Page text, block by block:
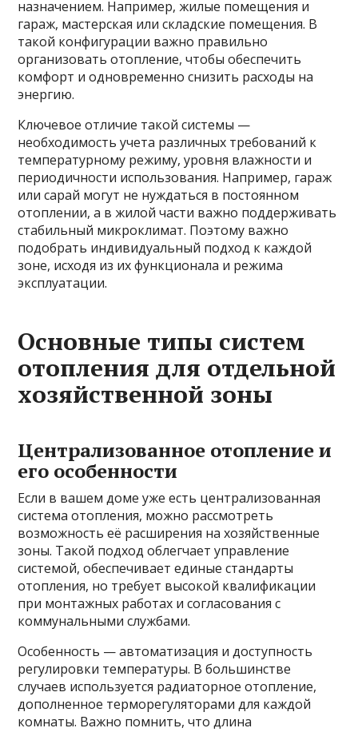
назначением. Например, жилые помещения и
гараж, мастерская или складские помещения. В
такой конфигурации важно правильно
организовать отопление, чтобы обеспечить
комфорт и одновременно снизить расходы на
энергию.
Ключевое отличие такой системы —
необходимость учета различных требований к
температурному режиму, уровня влажности и
периодичности использования. Например, гараж
или сарай могут не нуждаться в постоянном
отоплении, а в жилой части важно поддерживать
стабильный микроклимат. Поэтому важно
подобрать индивидуальный подход к каждой
зоне, исходя из их функционала и режима
эксплуатации.
Основные типы систем
отопления для отдельной
хозяйственной зоны
Централизованное отопление и
его особенности
Если в вашем доме уже есть централизованная
система отопления, можно рассмотреть
возможность её расширения на хозяйственные
зоны. Такой подход облегчает управление
системой, обеспечивает единые стандарты
отопления, но требует высокой квалификации
при монтажных работах и согласования с
коммунальными службами.
Особенность — автоматизация и доступность
регулировки температуры. В большинстве
случаев используется радиаторное отопление,
дополненное терморегуляторами для каждой
комнаты. Важно помнить, что длина